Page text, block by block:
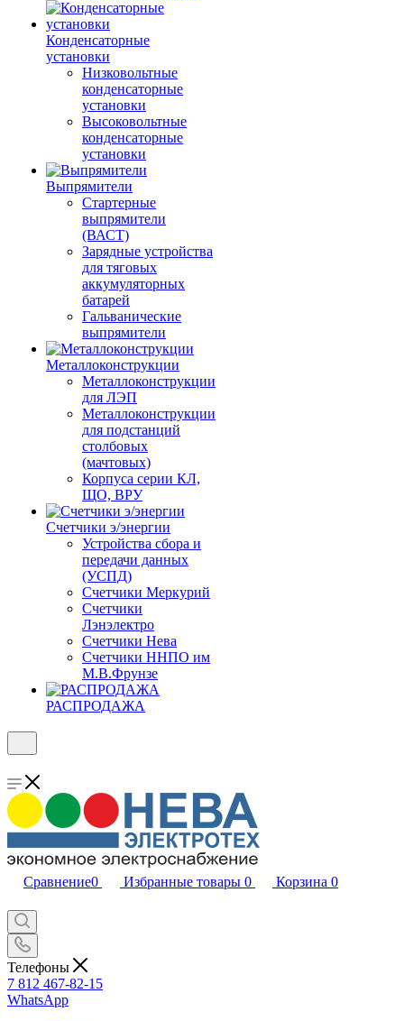
Конденсаторные
установки
Низковольтные
конденсаторные
установки
Высоковольтные
конденсаторные
установки
Выпрямители
Стартерные
выпрямители
(ВАСТ)
Зарядные устройства
для тяговых
аккумуляторных
батарей
Гальванические
выпрямители
Металлоконструкции
Металлоконструкции
для ЛЭП
Металлоконструкции
для подстанций
столбовых
(мачтовых)
Корпуса серии КЛ,
ЩО, ВРУ
Счетчики э/энергии
Устройства сбора и
передачи данных
(УСПД)
Счетчики Меркурий
Счетчики
Лэнэлектро
Счетчики Нева
Счетчики ННПО им
М.В.Фрунзе
РАСПРОДАЖА
Сравнение0 Избранные товары 0 Корзина 0
Телефоны
7 812 467-82-15
WhatsApp